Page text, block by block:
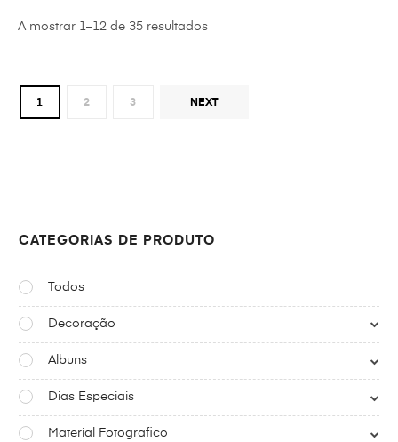
A mostrar 1–12 de 35 resultados
1 2 3 NEXT
CATEGORIAS DE PRODUTO
Todos
Decoração
Albuns
Dias Especiais
Material Fotografico